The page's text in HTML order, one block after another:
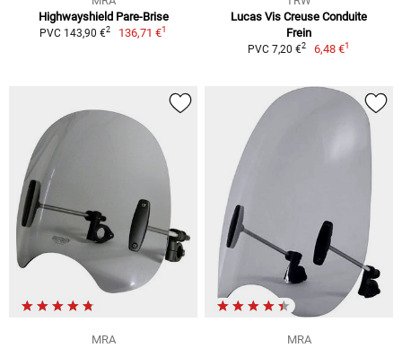
Highwayshield Pare-Brise
PVC 143,90 €2 136,71 €1
Lucas Vis Creuse Conduite
Frein
PVC 7,20 €2 6,48 €1
MRA
MRA